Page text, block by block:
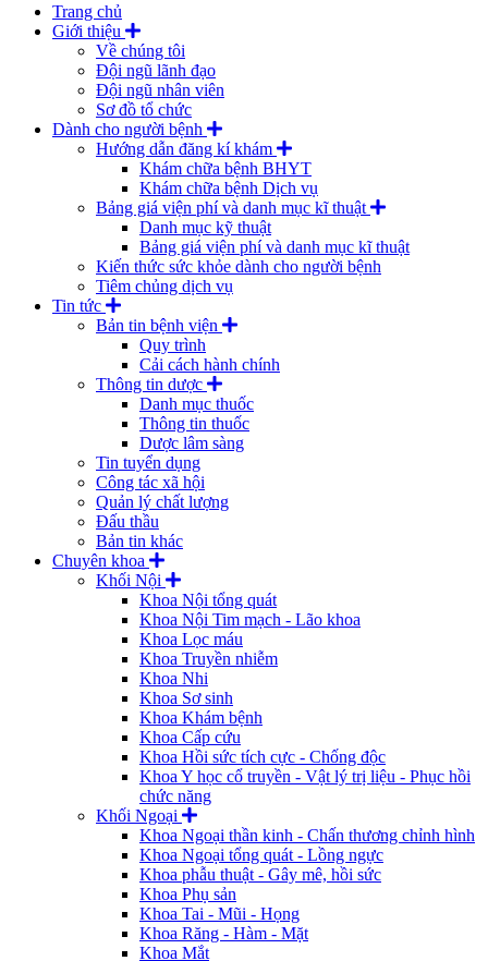
Trang chủ
Giới thiệu
Về chúng tôi
Đội ngũ lãnh đạo
Đội ngũ nhân viên
Sơ đồ tổ chức
Dành cho người bệnh
Hướng dẫn đăng kí khám
Khám chữa bệnh BHYT
Khám chữa bệnh Dịch vụ
Bảng giá viện phí và danh mục kĩ thuật
Danh mục kỹ thuật
Bảng giá viện phí và danh mục kĩ thuật
Kiến thức sức khỏe dành cho người bệnh
Tiêm chủng dịch vụ
Tin tức
Bản tin bệnh viện
Quy trình
Cải cách hành chính
Thông tin dược
Danh mục thuốc
Thông tin thuốc
Dược lâm sàng
Tin tuyển dụng
Công tác xã hội
Quản lý chất lượng
Đấu thầu
Bản tin khác
Chuyên khoa
Khối Nội
Khoa Nội tổng quát
Khoa Nội Tim mạch - Lão khoa
Khoa Lọc máu
Khoa Truyền nhiễm
Khoa Nhi
Khoa Sơ sinh
Khoa Khám bệnh
Khoa Cấp cứu
Khoa Hồi sức tích cực - Chống độc
Khoa Y học cổ truyền - Vật lý trị liệu - Phục hồi
chức năng
Khối Ngoại
Khoa Ngoại thần kinh - Chấn thương chỉnh hình
Khoa Ngoại tổng quát - Lồng ngực
Khoa phẫu thuật - Gây mê, hồi sức
Khoa Phụ sản
Khoa Tai - Mũi - Họng
Khoa Răng - Hàm - Mặt
Khoa Mắt